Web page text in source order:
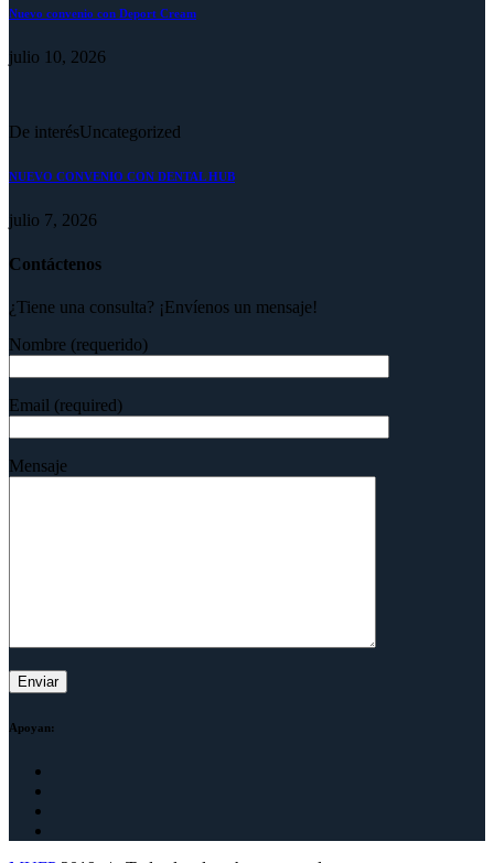
Nuevo convenio con Deport Cream
julio 10, 2026
De interésUncategorized
NUEVO CONVENIO CON DENTAL HUB
julio 7, 2026
Contáctenos
¿Tiene una consulta? ¡Envíenos un mensaje!
Nombre (requerido)
Email (required)
Mensaje
Apoyan: